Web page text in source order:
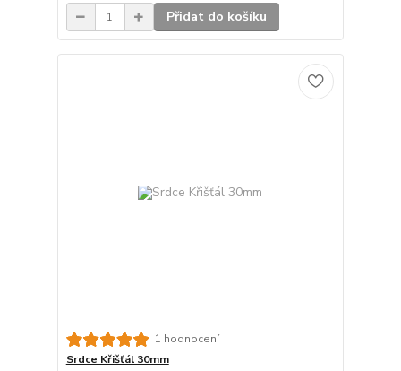
Přidat do košíku
1 hodnocení
Srdce Křišťál 30mm